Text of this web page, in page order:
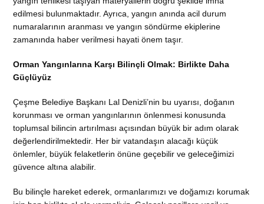
edilmesi bulunmaktadır. Ayrıca, yangın anında acil durum
numaralarının aranması ve yangın söndürme ekiplerine
zamanında haber verilmesi hayati önem taşır.
Orman Yangınlarına Karşı Bilinçli Olmak: Birlikte Daha
Güçlüyüz
Çeşme Belediye Başkanı Lal Denizli’nin bu uyarısı, doğanın
korunması ve orman yangınlarının önlenmesi konusunda
toplumsal bilincin artırılması açısından büyük bir adım olarak
değerlendirilmektedir. Her bir vatandaşın alacağı küçük
önlemler, büyük felaketlerin önüne geçebilir ve geleceğimizi
güvence altına alabilir.
Bu bilinçle hareket ederek, ormanlarımızı ve doğamızı korumak